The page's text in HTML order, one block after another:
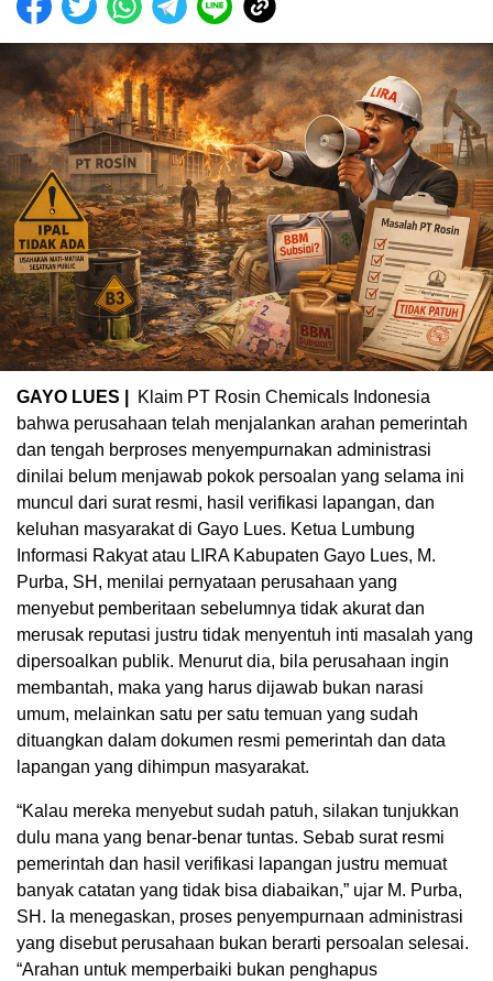
GAYO LUES |
Klaim PT Rosin Chemicals Indonesia
bahwa perusahaan telah menjalankan arahan pemerintah
dan tengah berproses menyempurnakan administrasi
dinilai belum menjawab pokok persoalan yang selama ini
muncul dari surat resmi, hasil verifikasi lapangan, dan
keluhan masyarakat di Gayo Lues. Ketua Lumbung
Informasi Rakyat atau LIRA Kabupaten Gayo Lues, M.
Purba, SH, menilai pernyataan perusahaan yang
menyebut pemberitaan sebelumnya tidak akurat dan
merusak reputasi justru tidak menyentuh inti masalah yang
dipersoalkan publik. Menurut dia, bila perusahaan ingin
membantah, maka yang harus dijawab bukan narasi
umum, melainkan satu per satu temuan yang sudah
dituangkan dalam dokumen resmi pemerintah dan data
lapangan yang dihimpun masyarakat.
“Kalau mereka menyebut sudah patuh, silakan tunjukkan
dulu mana yang benar-benar tuntas. Sebab surat resmi
pemerintah dan hasil verifikasi lapangan justru memuat
banyak catatan yang tidak bisa diabaikan,” ujar M. Purba,
SH. Ia menegaskan, proses penyempurnaan administrasi
yang disebut perusahaan bukan berarti persoalan selesai.
“Arahan untuk memperbaiki bukan penghapus